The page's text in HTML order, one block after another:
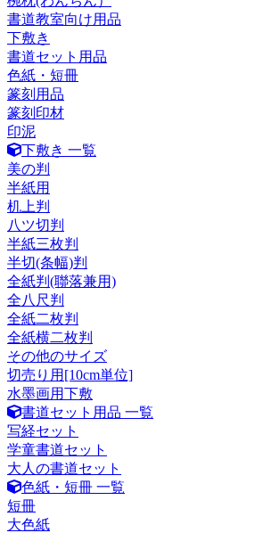
書道教室向け用品
下敷き
書道セット用品
色紙・短冊
篆刻用品
篆刻印材
印泥
下敷き 一覧
美の判
半紙用
机上判
八ツ切判
半紙三枚判
半切(条幅)判
全紙判(聯落兼用)
全八尺判
全紙二枚判
全紙横二枚判
その他のサイズ
切売り用[10cm単位]
水墨画用下敷
書道セット用品 一覧
写経セット
学童書道セット
大人の書道セット
色紙・短冊 一覧
短冊
大色紙